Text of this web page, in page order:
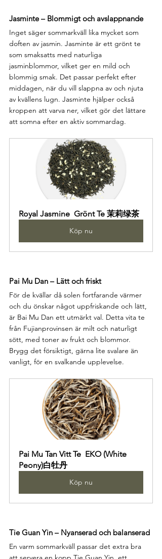
Jasminte – Blommigt och avslappnande
Inget säger sommarkväll lika mycket som
doften av jasmin. Jasminte är ett grönt te
som smaksatts med naturliga
jasminblommor, vilket ger en mild och
blommig smak. Det passar perfekt efter
middagen, när du vill slappna av och njuta
av kvällens lugn. Jasminte hjälper också
kroppen att varva ner, vilket gör det lättare
att somna efter en aktiv sommardag.
Royal Jasmine  Grönt Te 茉莉绿茶
Köp nu
Pai Mu Dan – Lätt och friskt
För de kvällar då solen fortfarande värmer
och du önskar något uppfriskande och lätt,
är Bai Mu Dan ett utmärkt val. Detta vita te
från Fujianprovinsen är milt och naturligt
sött, med toner av frukt och blommor.
Brygg det försiktigt, gärna lite svalare än
vanligt, för en svalkande upplevelse.
Pai Mu Tan Vitt Te  EKO (White
Peony)白牡丹
Köp nu
Tie Guan Yin – Nyanserad och balanserad
En varm sommarkväll passar det extra bra